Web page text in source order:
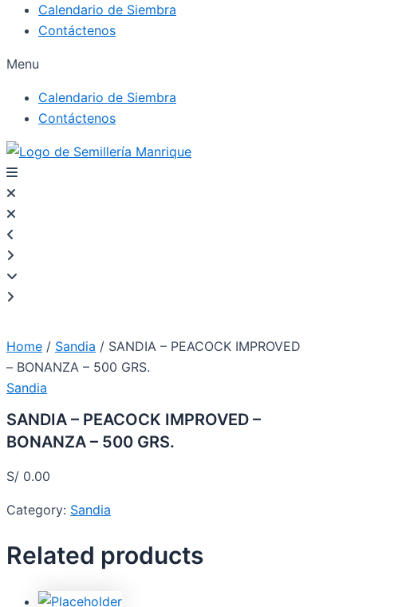
Calendario de Siembra
Contáctenos
Menu
Calendario de Siembra
Contáctenos
Home / Sandia / SANDIA – PEACOCK IMPROVED
– BONANZA – 500 GRS.
Sandia
SANDIA – PEACOCK IMPROVED –
BONANZA – 500 GRS.
S/ 0.00
Category: Sandia
Related products